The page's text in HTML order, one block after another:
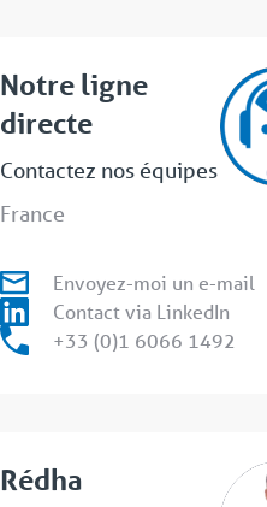
Notre ligne
directe
Contactez nos équipes
France
Envoyez-moi un e-mail
Contact via LinkedIn
+33 (0)1 6066 1492
Rédha